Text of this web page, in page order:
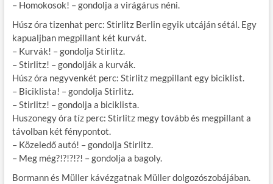
– Homokosok! – gondolja a virágárus néni.
Húsz óra tizenhat perc: Stirlitz Berlin egyik utcáján sétál. Egy
kapualjban megpillant két kurvát.
– Kurvák! – gondolja Stirlitz.
– Stirlitz! – gondolják a kurvák.
Húsz óra negyvenkét perc: Stirlitz megpillant egy biciklist.
– Biciklista! – gondolja Stirlitz.
– Stirlitz! – gondolja a biciklista.
Huszonegy óra tíz perc: Stirlitz megy tovább és megpillant a
távolban két fénypontot.
– Közeledő autó! – gondolja Stirlitz.
– Meg még?!?!?!?! – gondolja a bagoly.
Bormann és Müller kávézgatnak Müller dolgozószobájában.